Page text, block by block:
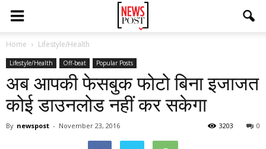
Home Lifestyle/Health
Lifestyle/Health Off-beat Popular Posts
अब आपकी फेसबुक फोटो बिना इजाजत
कोई डाउनलोड नहीं कर सकेगा
By newspost - November 23, 2016 0
3203